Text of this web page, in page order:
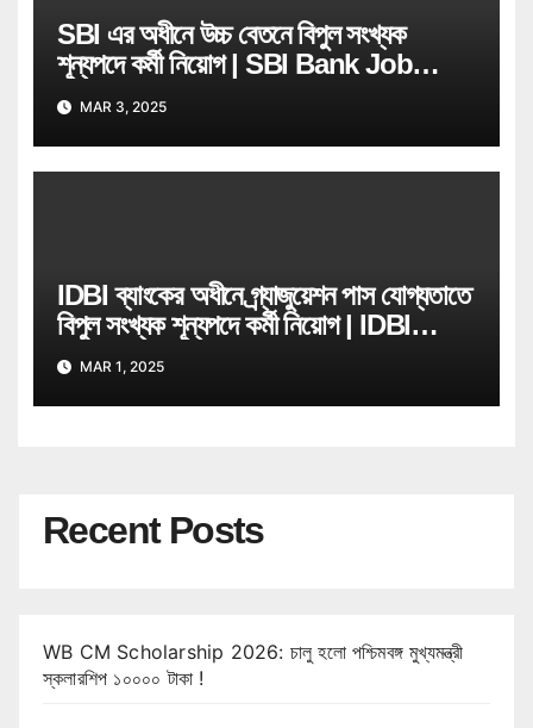
SBI এর অধীনে উচ্চ বেতনে বিপুল সংখ্যক
শূন্যপদে কর্মী নিয়োগ | SBI Bank Job
Recruitment
MAR 3, 2025
IDBI ব্যাংকের অধীনে গ্ৰ্যাজুয়েশন পাস যোগ্যতাতে
বিপুল সংখ্যক শূন্যপদে কর্মী নিয়োগ | IDBI
Bank Job Recruitment
MAR 1, 2025
Recent Posts
WB CM Scholarship 2026: চালু হলো পশ্চিমবঙ্গ মুখ্যমন্ত্রী
স্কলারশিপ ১০০০০ টাকা !